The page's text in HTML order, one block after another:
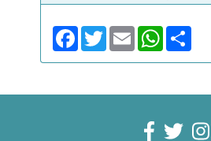
Facebook
TwitterEmail WhatsApp